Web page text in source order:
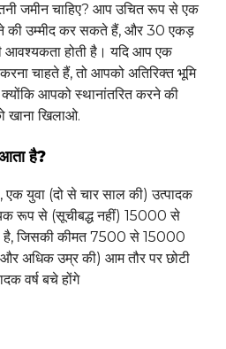
जमीन चाहिए? आप उचित रूप से एक
की उम्मीद कर सकते हैं, और 30 एकड़
आवश्यकता होती है। यदि आप एक
चाहते हैं, तो आपको अतिरिक्त भूमि
क्योंकि आपको स्थानांतरित करने की
खाना खिलाओ.
है?
युवा (दो से चार साल की) उत्पादक
रूप से (सूचीबद्ध नहीं) 15000 से
है, जिसकी कीमत 7500 से 15000
अधिक उम्र की) आम तौर पर छोटी
वर्ष बचे होंगे